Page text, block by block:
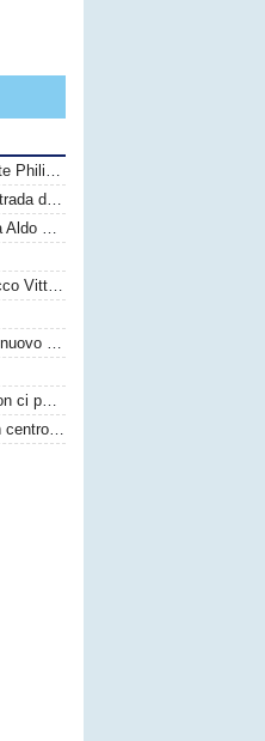
Monopoli, interesse del Savoia per l’attaccante Philip Yeboah
Esclusione Fasano dal campionato: ricorso strada difficile, calciatori in fuga
UFFICIALE - Ugento, rinforzo in difesa: arriva Aldo Graziano
UFFICIALE - Soccer Trani, rinforzo Under: ecco Vittorio Sansaro
UFFICIALE - Cerignola, Cristian Padula è un nuovo attaccante gialloblù
Bari, scocca l’ora di Gomez e Butic: “Gol? Non ci poniamo limiti”
Taranto, mercato ancora aperto: nel mirino un centrocampista top